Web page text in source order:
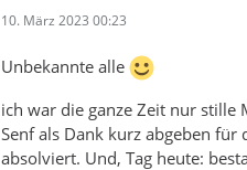
10. März 2023 00:23
Unbekannte alle
ich war die ganze Zeit nur
Senf als Dank kurz abgeben für
absolviert. Und, Tag heute: